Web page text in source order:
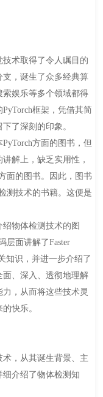
术取得了令人瞩目的
，诞生了众多经典算
娱乐等多个领域都得
框架，凭借其简
了深刻的印象。
方面的图书，但
解上，缺乏实用性，
面的图书。因此，图书
测技术的书籍。这便是
物体检测技术的图
层面讲解了Faster
知识，并进一步介绍了
、深入、透彻地理解
，从而将这些技术灵
快乐。
，从其诞生背景、主
介绍了物体检测知